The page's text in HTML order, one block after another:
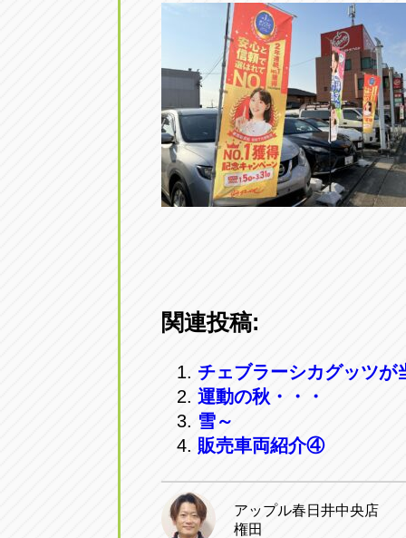
関連投稿:
チェブラーシカグッツが
運動の秋・・・
雪～
販売車両紹介④
アップル春日井中央店
権田